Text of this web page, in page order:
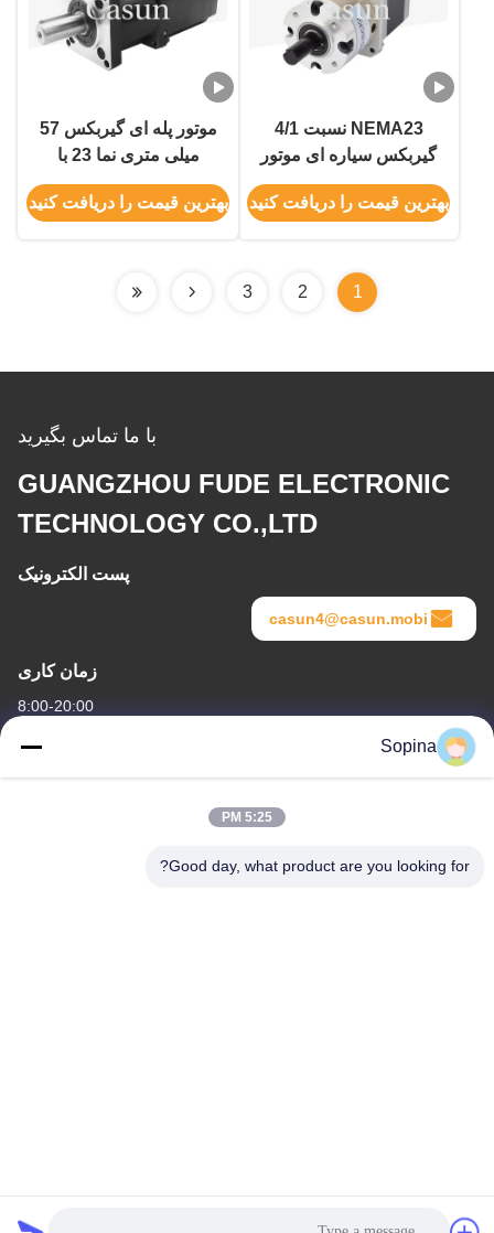
NEMA23 نسبت 4/1
گیربکس سیاره ای موتور
مرحله ای با گیربکس برای
بازوی مکانیکی Cnc
بهترین قیمت را دریافت کنید
موتور پله ای گیربکس 57
میلی متری نما 23 با
گیربکس
بهترین قیمت را دریافت کنید
1
2
3
با ما تماس بگیرید
GUANGZHOU FUDE ELECTRONIC
TECHNOLOGY CO.,LTD
پست الکترونیک
casun4@casun.mobi
زمان کاری
8:00-20:00
آدرس ما Sopina
5:25 PM
Good day, what product are you looking for?